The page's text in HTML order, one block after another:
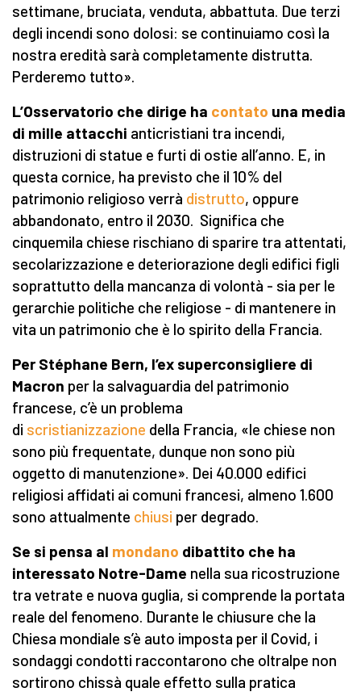
settimane, bruciata, venduta, abbattuta. Due terzi
degli incendi sono dolosi: se continuiamo così la
nostra eredità sarà completamente distrutta.
Perderemo tutto».
L’Osservatorio che dirige ha contato una media
di mille attacchi anticristiani tra incendi,
distruzioni di statue e furti di ostie all’anno. E, in
questa cornice, ha previsto che il 10% del
patrimonio religioso verrà distrutto, oppure
abbandonato, entro il 2030. Significa che
cinquemila chiese rischiano di sparire tra attentati,
secolarizzazione e deteriorazione degli edifici figli
soprattutto della mancanza di volontà - sia per le
gerarchie politiche che religiose - di mantenere in
vita un patrimonio che è lo spirito della Francia.
Per Stéphane Bern, l’ex superconsigliere di
Macron per la salvaguardia del patrimonio
francese, c’è un problema
di scristianizzazione della Francia, «le chiese non
sono più frequentate, dunque non sono più
oggetto di manutenzione». Dei 40.000 edifici
religiosi affidati ai comuni francesi, almeno 1.600
sono attualmente chiusi per degrado.
Se si pensa al mondano dibattito che ha
interessato Notre-Dame nella sua ricostruzione
tra vetrate e nuova guglia, si comprende la portata
reale del fenomeno. Durante le chiusure che la
Chiesa mondiale s’è auto imposta per il Covid, i
sondaggi condotti raccontarono che oltralpe non
sortirono chissà quale effetto sulla pratica